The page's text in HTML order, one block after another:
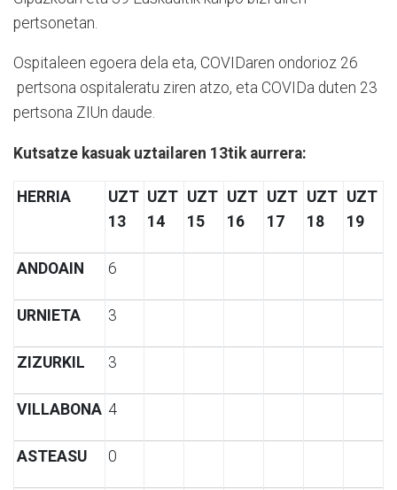
pertsonetan.
Ospitaleen egoera dela eta, COVIDaren ondorioz 26
pertsona ospitaleratu ziren atzo, eta COVIDa duten 23
pertsona ZIUn daude.
Kutsatze kasuak uztailaren 13tik aurrera:
HERRIA
UZT
13
UZT
14
UZT
15
UZT
16
UZT
17
UZT
18
UZT
19
ANDOAIN 6
URNIETA 3
ZIZURKIL 3
VILLABONA 4
ASTEASU 0